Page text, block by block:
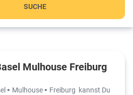
SUCHE
Mulhouse Freiburg
• Mulhouse• Freiburg kannst Du